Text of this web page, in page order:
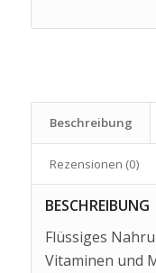
Beschreibung
Rezensionen (0)
BESCHREIBUNG
Flüssiges
Vitaminen und